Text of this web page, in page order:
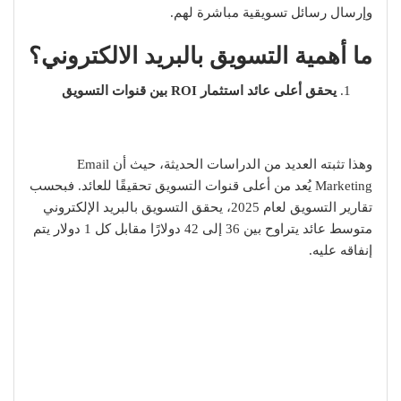
وإرسال رسائل تسويقية مباشرة لهم.
ما أهمية التسويق بالبريد الالكتروني؟
يحقق أعلى عائد استثمار ROI بين قنوات التسويق
وهذا تثبته العديد من الدراسات الحديثة، حيث أن Email
Marketing يُعد من أعلى قنوات التسويق تحقيقًا للعائد. فبحسب
تقارير التسويق لعام 2025، يحقق التسويق بالبريد الإلكتروني
متوسط عائد يتراوح بين 36 إلى 42 دولارًا مقابل كل 1 دولار يتم
إنفاقه عليه.